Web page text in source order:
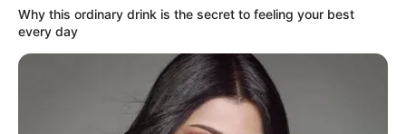
Why this ordinary drink is the secret to feeling your best
every day